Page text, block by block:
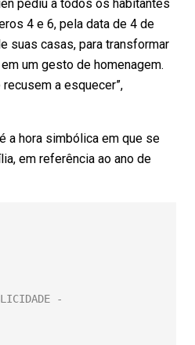
pediu a todos os habitantes
4 e 6, pela data de 4 de
suas casas, para transformar
um gesto de homenagem.
a esquecer”,
a hora simbólica em que se
em referência ao ano de